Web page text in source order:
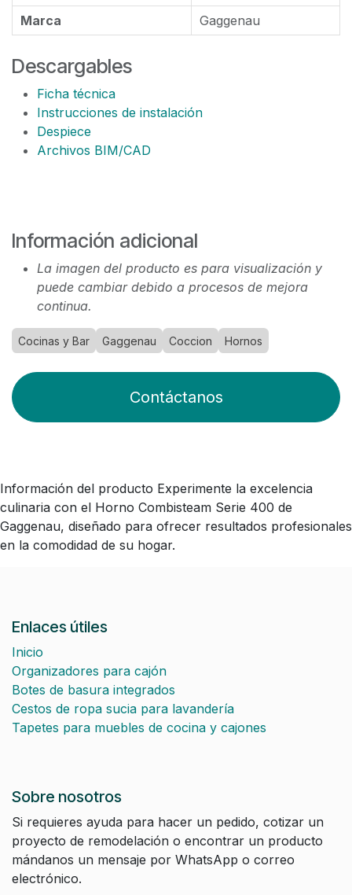
Marca
Gaggenau
Descargables
Ficha técnica
Instrucciones de instalación
Despiece
Archivos BIM/CAD
Información adicional
La imagen del producto es para visualización y
puede cambiar debido a procesos de mejora
continua.
Cocinas y Bar Gaggenau Coccion Hornos
Contáctanos
Información del producto Experimente la excelencia
culinaria con el Horno Combisteam Serie 400 de
Gaggenau, diseñado para ofrecer resultados profesionales
en la comodidad de su hogar.
Enlaces útiles
Inicio
Organizadores para cajón
Botes de basura integrados
Cestos de ropa sucia para lavandería
Tapetes para muebles de cocina y cajones
Sobre nosotros
Si requieres ayuda para hacer un pedido, cotizar un
proyecto de remodelación o encontrar un producto
mándanos un mensaje por WhatsApp o correo
electrónico.